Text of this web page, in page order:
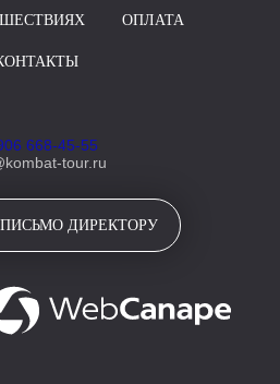
ОПЛАТА
668-45-55
tour.ru
ДИРЕКТОРУ